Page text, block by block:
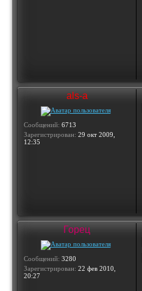
als-a
Сообщений: 6713
Зарегистрирован: 29 окт 2009,
12:35
Горец
Сообщений: 3280
Зарегистрирован: 22 фев 2010,
20:27